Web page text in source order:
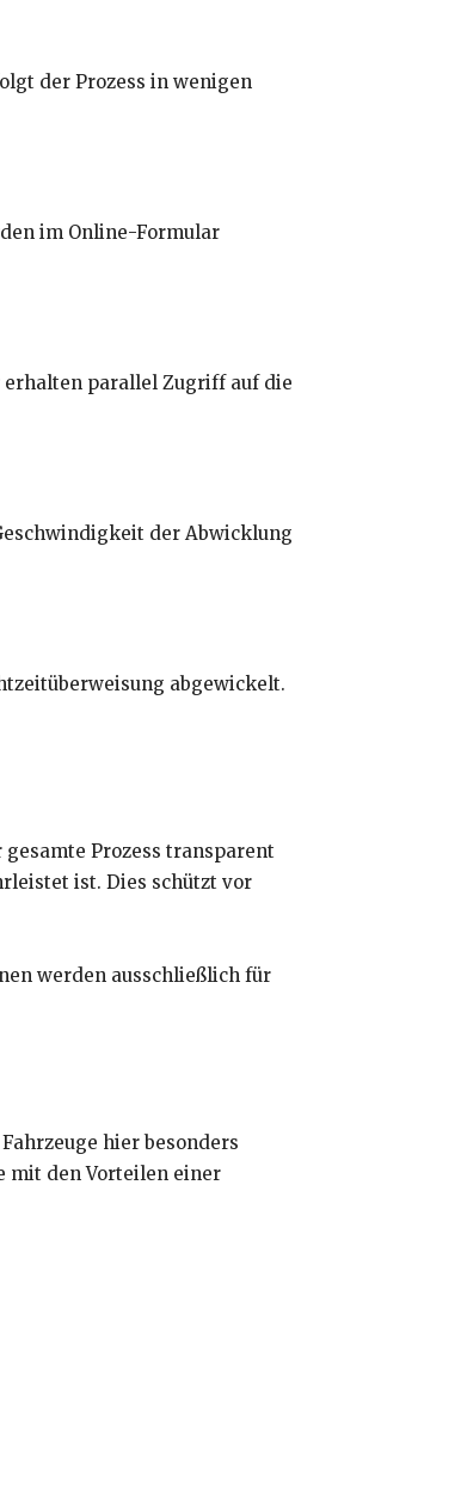
der Prozess in wenigen
im Online-Formular
erhalten parallel Zugriff auf die
der Abwicklung
abgewickelt.
Prozess transparent
ist. Dies schützt vor
werden ausschließlich für
hier besonders
mit den Vorteilen einer